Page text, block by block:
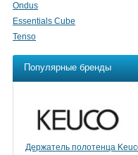
Ondus
Essentials Cube
Tenso
Популярные бренды
Держатель полотенца